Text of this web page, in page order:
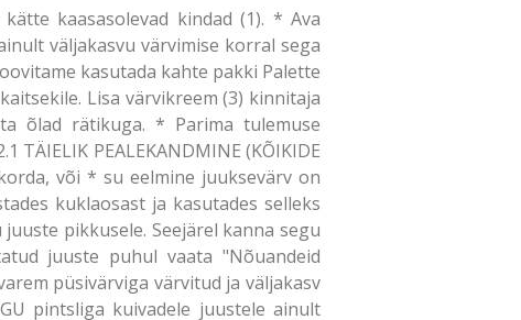
kaasasolevad kindad (1). * Ava
väljakasvu värvimise korral sega
kasutada kahte pakki Palette
Lisa värvikreem (3) kinnitaja
õlad rätikuga. * Parima tulemuse
PEALEKANDMINE (KÕIKIDE
või * su eelmine juuksevärv on
kuklaosast ja kasutades selleks
pikkusele. Seejärel kanna segu
juuste puhul vaata "Nõuandeid
püsivärviga värvitud ja väljakasv
pintsliga kuivadele juustele ainult